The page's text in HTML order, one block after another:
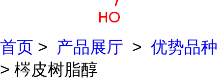
首页 > 产品展厅 > 优势品种
> 梣皮树脂醇